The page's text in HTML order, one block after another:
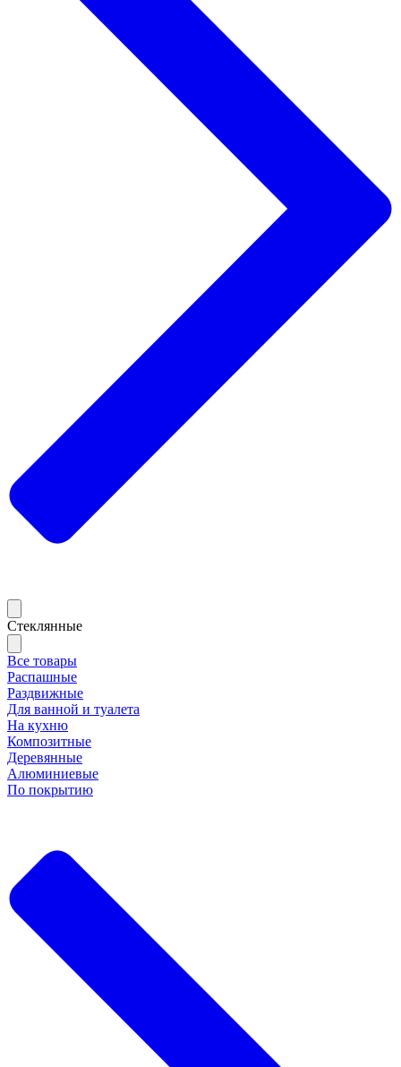
Стеклянные
Все товары
Распашные
Раздвижные
Для ванной и туалета
На кухню
Композитные
Деревянные
Алюминиевые
По покрытию